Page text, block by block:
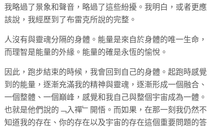
我略過了景象和聲音，略過了這些紛擾。我明白，或者更應
該說，我經歷到了布雷克所說的完整。
人沒有與靈魂分隔的身體。能量是來自於身體的唯一生命，
而理智是能量的外緣。能量的確是永恆的愉悅。
因此，跑步結束的時候，我會回到自己的身體。起跑時感覺
到的能量，逐漸充滿我的精神與靈魂，逐漸形成一個融合、
一個整體、一個巔峰，感覺和我自己與整個宇宙成為一體。
也就是他們說的﹁入禪﹂開悟。而如果，在那一刻我仍然不
知道我的存在、你的存在以及宇宙的存在這個重要問題的答